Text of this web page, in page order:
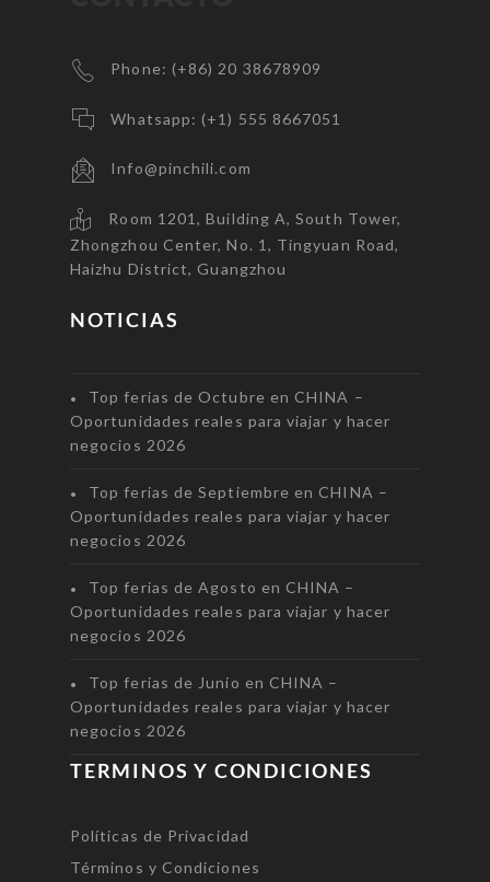
Phone: (+86) 20 38678909
Whatsapp: (+1) 555 8667051
Info@pinchili.com
Room 1201, Building A, South Tower,
Zhongzhou Center, No. 1, Tingyuan Road,
Haizhu District, Guangzhou
NOTICIAS
Top ferias de Octubre en CHINA –
Oportunidades reales para viajar y hacer
negocios 2026
Top ferias de Septiembre en CHINA –
Oportunidades reales para viajar y hacer
negocios 2026
Top ferias de Agosto en CHINA –
Oportunidades reales para viajar y hacer
negocios 2026
Top ferias de Junio en CHINA –
Oportunidades reales para viajar y hacer
negocios 2026
TERMINOS Y CONDICIONES
Políticas de Privacidad
Términos y Condiciones